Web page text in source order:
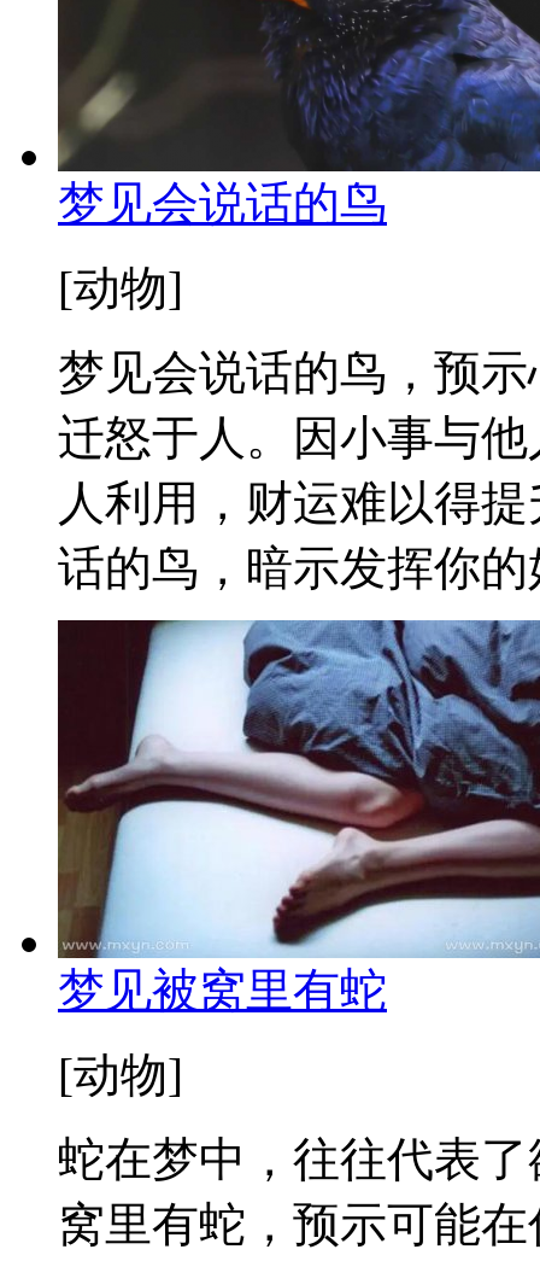
梦见会说话的鸟
[动物]
梦见会说话的鸟，预
迁怒于人。因小事与
人利用，财运难以得
话的鸟，暗示发挥你
梦见被窝里有蛇
[动物]
蛇在梦中，往往代表
窝里有蛇，预示可能